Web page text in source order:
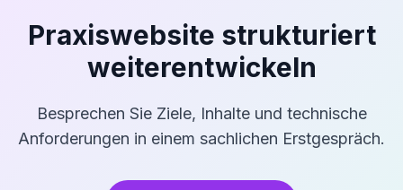
Praxiswebsite strukturiert
weiterentwickeln
Besprechen Sie Ziele, Inhalte und technische
Anforderungen in einem sachlichen Erstgespräch.